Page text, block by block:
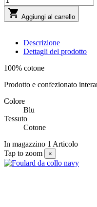
 Aggiungi al carrello
Descrizione
Dettagli del prodotto
100% cotone
Prodotto e confezionato
Colore
Blu
Tessuto
Cotone
In magazzino 1 Articolo
Tap to zoom
×